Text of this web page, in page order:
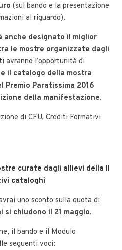
(sul bando e la presentazione
al riguardo).
anche designato il miglior
le mostre organizzate dagli
avranno l’opportunità di
il catalogo della mostra
Premio Paratissima 2016
della manifestazione.
di CFU, Crediti Formativi
curate dagli allievi della II
cataloghi
uno sconto sulla quota di
si chiudono il 21 maggio.
il bando e il Modulo
seguenti voci: